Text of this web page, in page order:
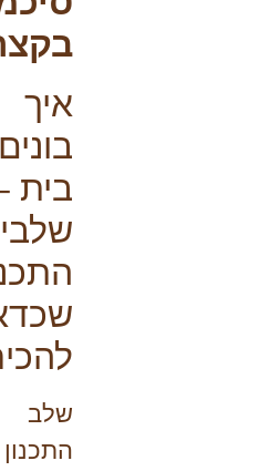
איך
בונים
בית
שלבי
שלב
התכנון